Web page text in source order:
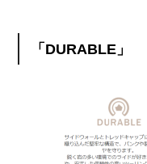
「DURABLE」